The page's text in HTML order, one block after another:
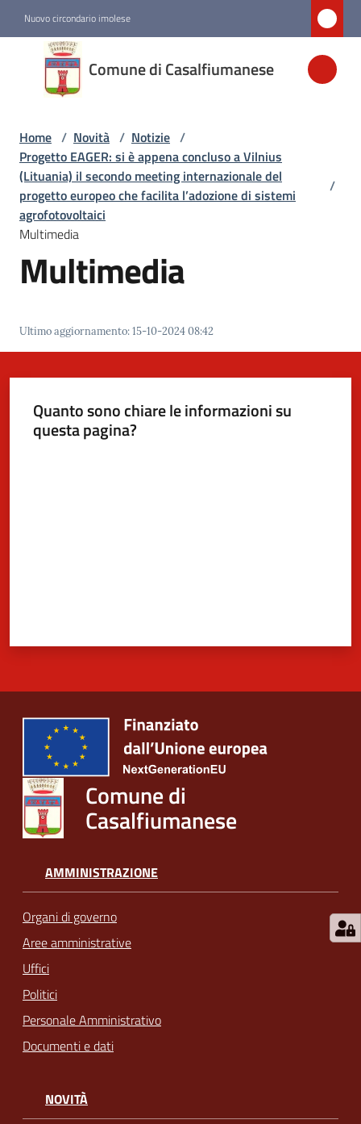
Nuovo circondario imolese
Comune di Casalfiumanese
Comune di
Casalfiumanese
Amministrazione
Novità
Menu selezionato
Servizi
5x1000
Home / Novità / Notizie /
Progetto EAGER: si è appena concluso a Vilnius
(Lituania) il secondo meeting internazionale del
progetto europeo che facilita l’adozione di sistemi
agrofotovoltaici
/
Multimedia
Multimedia
Ultimo aggiornamento:15-10-2024 08:42
Quanto sono chiare le informazioni su
questa pagina?
Comune di
Casalfiumanese
AMMINISTRAZIONE
Organi di governo
Aree amministrative
Uffici
Politici
Personale Amministrativo
Documenti e dati
NOVITÀ